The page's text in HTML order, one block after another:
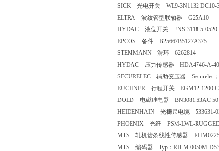
SICK 光电开关 WL9-3N1132 DC10-
ELTRA 波纹管型联轴器 G25A10
HYDAC 液位开关 ENS 3118-5-
EPCOS 备件 B25667B5127A375
STEMMANN 滑环 6262814
HYDAC 压力传感器 HDA4746-A-
SECURELEC 辅助变压器 Securelec；
EUCHNER 行程开关 EGM12-1200
DOLD 电磁继电器 BN3081.63AC 50-
HEIDENHAIN 光栅尺电缆 533631-
PHOENIX 光纤 PSM-LWL-
MTS 轧机齿条线性传感器
MTS 编码器 Typ：RH M 0050M-